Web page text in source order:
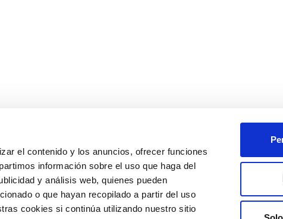
el contenido y los anuncios, ofrecer funciones
información sobre el uso que haga del
y análisis web, quienes pueden
o que hayan recopilado a partir del uso
cookies si continúa utilizando nuestro sitio